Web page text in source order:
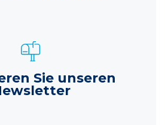
Sie unseren